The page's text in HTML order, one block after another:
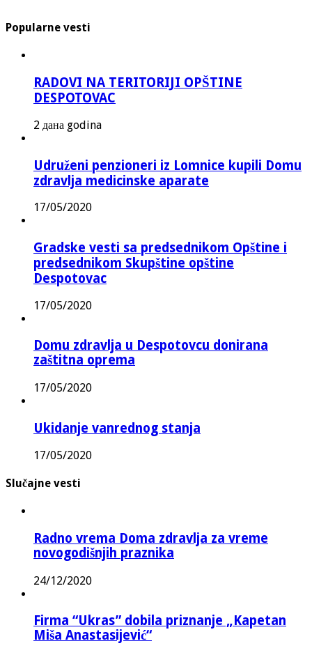
Popularne vesti
RADOVI NA TERITORIJI OPŠTINE
DESPOTOVAC
2 дана godina
Udruženi penzioneri iz Lomnice kupili Domu
zdravlja medicinske aparate
17/05/2020
Gradske vesti sa predsednikom Opštine i
predsednikom Skupštine opštine
Despotovac
17/05/2020
Domu zdravlja u Despotovcu donirana
zaštitna oprema
17/05/2020
Ukidanje vanrednog stanja
17/05/2020
Slučajne vesti
Radno vrema Doma zdravlja za vreme
novogodišnjih praznika
24/12/2020
Firma “Ukras” dobila priznanje „Kapetan
Miša Anastasijević“